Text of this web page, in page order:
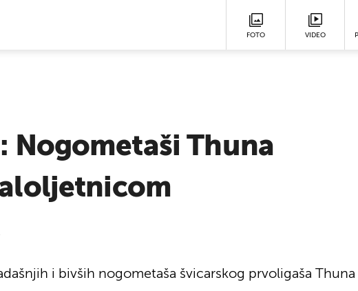
FOTO VIDEO
Nogometaši Thuna
i bivših nogometaša švicarskog prvoligaša Thuna